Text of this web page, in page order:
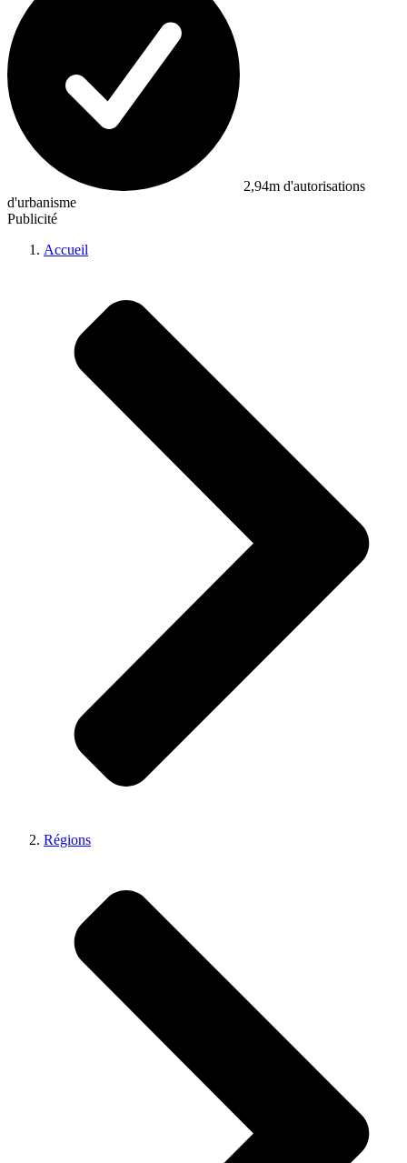
2,94m d'autorisations
d'urbanisme
Publicité
Accueil
Régions